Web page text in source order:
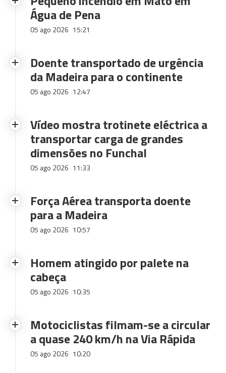
Água de Pena
05 ago 2026 15:21
Doente transportado de urgência
da Madeira para o continente
05 ago 2026 12:47
Vídeo mostra trotinete eléctrica a
transportar carga de grandes
dimensões no Funchal
05 ago 2026 11:33
Força Aérea transporta doente
para a Madeira
05 ago 2026 10:57
Homem atingido por palete na
cabeça
05 ago 2026 10:35
Motociclistas filmam-se a circular
a quase 240 km/h na Via Rápida
05 ago 2026 10:20